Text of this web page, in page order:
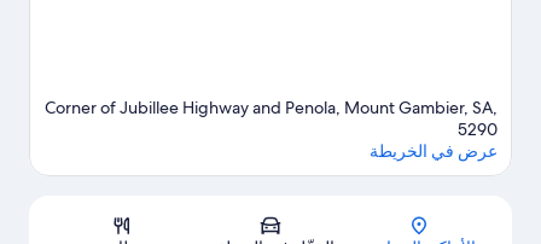
Corner of Jubillee Highway and Penola, Mount Gambier, SA,
5290
عرض في الخريطة